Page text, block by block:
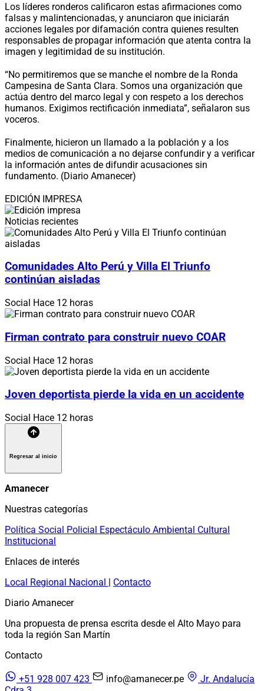
Los líderes ronderos calificaron estas afirmaciones como
falsas y malintencionadas, y anunciaron que iniciarán
acciones legales por difamación contra quienes resulten
responsables de propagar información que atenta contra la
imagen y legitimidad de su institución.
“No permitiremos que se manche el nombre de la Ronda
Campesina de Santa Clara. Somos una organización que
actúa dentro del marco legal y con respeto a los derechos
humanos. Exigimos rectificación inmediata”, señalaron sus
voceros.
Finalmente, hicieron un llamado a la población y a los
medios de comunicación a no dejarse confundir y a verificar
la información antes de difundir acusaciones sin
fundamento. (Diario Amanecer)
EDICIÓN IMPRESA
Noticias recientes
Comunidades Alto Perú y Villa El Triunfo
continúan aisladas
Social Hace 12 horas
Firman contrato para construir nuevo COAR
Social Hace 12 horas
Joven deportista pierde la vida en un accidente
Social Hace 12 horas
Regresar al inicio
Amanecer
Nuestras categorías
Política Social Policial Espectáculo Ambiental Cultural
Institucional
Enlaces de interés
Local Regional Nacional | Contacto
Diario Amanecer
Una propuesta de prensa escrita desde el Alto Mayo para
toda la región San Martín
Contacto
+51 928 007 423 info@amanecer.pe
Jr. Andalucía